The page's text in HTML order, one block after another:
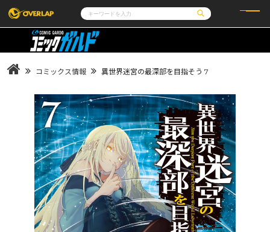
コミック
LiQulle
ライトノベル
ノベルス
ノベルスf
ポケットモンスター
アニメ
ゲーム
オーバーラップ広報室
企業
会社概要
採用情報
アクセス
オーバーラップホールディングス
お問い合わせはこちら
オーバーラップ文庫
オーバーラップノベルス
コミックス情報 異世界迷宮の最深部を目指そう 7